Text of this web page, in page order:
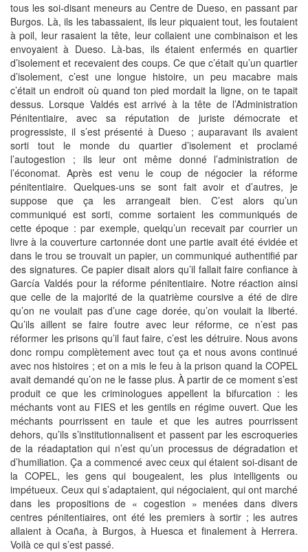
tous les soi-disant meneurs au Centre de Dueso, en passant par
Burgos. Là, ils les tabassaient, ils leur piquaient tout, les foutaient
à poil, leur rasaient la tête, leur collaient une combinaison et les
envoyaient à Dueso. Là-bas, ils étaient enfermés en quartier
d’isolement et recevaient des coups. Ce que c’était qu’un quartier
d’isolement, c’est une longue histoire, un peu macabre mais
c’était un endroit où quand ton pied mordait la ligne, on te tapait
dessus. Lorsque Valdés est arrivé à la tête de l’Administration
Pénitentiaire, avec sa réputation de juriste démocrate et
progressiste, il s’est présenté à Dueso ; auparavant ils avaient
sorti tout le monde du quartier d’isolement et proclamé
l’autogestion ; ils leur ont même donné l’administration de
l’économat. Après est venu le coup de négocier la réforme
pénitentiaire. Quelques-uns se sont fait avoir et d’autres, je
suppose que ça les arrangeait bien. C’est alors qu’un
communiqué est sorti, comme sortaient les communiqués de
cette époque : par exemple, quelqu’un recevait par courrier un
livre à la couverture cartonnée dont une partie avait été évidée et
dans le trou se trouvait un papier, un communiqué authentifié par
des signatures. Ce papier disait alors qu’il fallait faire confiance à
García Valdés pour la réforme pénitentiaire. Notre réaction ainsi
que celle de la majorité de la quatrième coursive a été de dire
qu’on ne voulait pas d’une cage dorée, qu’on voulait la liberté.
Qu’ils aillent se faire foutre avec leur réforme, ce n’est pas
réformer les prisons qu’il faut faire, c’est les détruire. Nous avons
donc rompu complètement avec tout ça et nous avons continué
avec nos histoires ; et on a mis le feu à la prison quand la COPEL
avait demandé qu’on ne le fasse plus. À partir de ce moment s’est
produit ce que les criminologues appellent la bifurcation : les
méchants vont au FIES et les gentils en régime ouvert. Que les
méchants pourrissent en taule et que les autres pourrissent
dehors, qu’ils s’institutionnalisent et passent par les escroqueries
de la réadaptation qui n’est qu’un processus de dégradation et
d’humiliation. Ça a commencé avec ceux qui étaient soi-disant de
la COPEL, les gens qui bougeaient, les plus intelligents ou
impétueux. Ceux qui s’adaptaient, qui négociaient, qui ont marché
dans les propositions de « cogestion » menées dans divers
centres pénitentiaires, ont été les premiers à sortir ; les autres
allaient à Ocaña, à Burgos, à Huesca et finalement à Herrera.
Voilà ce qui s’est passé.